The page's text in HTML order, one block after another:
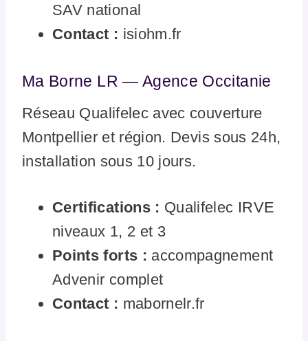
SAV national
Contact : isiohm.fr
Ma Borne LR — Agence Occitanie
Réseau Qualifelec avec couverture
Montpellier et région. Devis sous 24h,
installation sous 10 jours.
Certifications : Qualifelec IRVE
niveaux 1, 2 et 3
Points forts : accompagnement
Advenir complet
Contact : mabornelr.fr